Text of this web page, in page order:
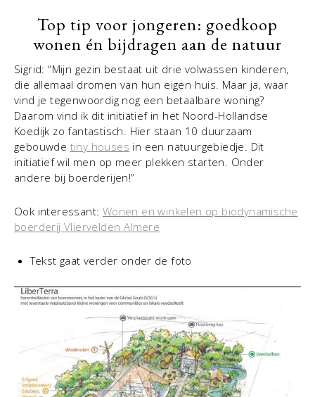
Top tip voor jongeren: goedkoop
wonen én bijdragen aan de natuur
Sigrid: “Mijn gezin bestaat uit drie volwassen kinderen,
die allemaal dromen van hun eigen huis. Maar ja, waar
vind je tegenwoordig nog een betaalbare woning?
Daarom vind ik dit initiatief in het Noord-Hollandse
Koedijk zo fantastisch. Hier staan 10 duurzaam
gebouwde tiny houses in een natuurgebiedje. Dit
initiatief wil men op meer plekken starten. Onder
andere bij boerderijen!”
Ook interessant: Wonen en winkelen op biodynamische
boerderij Vliervelden Almere
Tekst gaat verder onder de foto